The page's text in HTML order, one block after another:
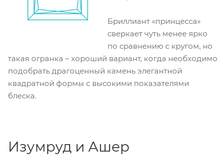
Бриллиант «принцесса»
сверкает чуть менее ярко
по сравнению с кругом, но
такая огранка – хороший вариант, когда необходимо
подобрать драгоценный камень элегантной
квадратной формы с высокими показателями
блеска.
Изумруд и Ашер